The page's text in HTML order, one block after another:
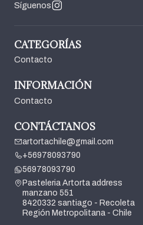
Síguenos
CATEGORÍAS
Contacto
INFORMACIÓN
Contacto
CONTÁCTANOS
artortachile@gmail.com
+56978093790
56978093790
Pasteleria Artorta address
manzano 551
8420332 santiago - Recoleta
Región Metropolitana - Chile